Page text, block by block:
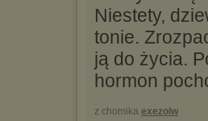
Niestety,
tonie.
ją do życia.
hormon
z chomika exezolw